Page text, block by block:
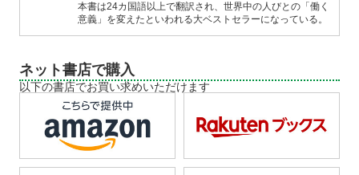
本書は24カ国語以上で翻訳され、世界中の人びとの「働く
意義」を変えたといわれる大ベストセラーになっている。
ネット書店で購入
以下の書店でお買い求めいただけます